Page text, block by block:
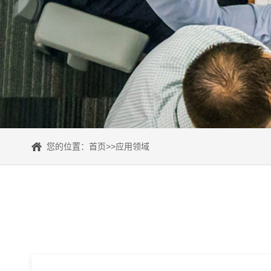
您的位置： 首页>>应用领域